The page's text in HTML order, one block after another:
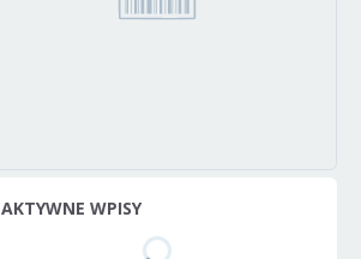
AKTYWNE WPISY